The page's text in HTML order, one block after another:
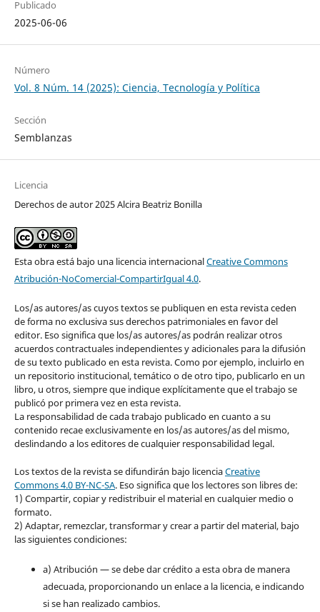
Publicado
2025-06-06
Número
Vol. 8 Núm. 14 (2025): Ciencia, Tecnología y Política
Sección
Semblanzas
Licencia
Derechos de autor 2025 Alcira Beatriz Bonilla
Esta obra está bajo una licencia internacionalCreative Commons
Atribución-NoComercial-CompartirIgual 4.0.
Los/as autores/as cuyos textos se publiquen en esta revista ceden
de forma no exclusiva sus derechos patrimoniales en favor del
editor. Eso significa que los/as autores/as podrán realizar otros
acuerdos contractuales independientes y adicionales para la difusión
de su texto publicado en esta revista. Como por ejemplo, incluirlo en
un repositorio institucional, temático o de otro tipo, publicarlo en un
libro, u otros, siempre que indique explícitamente que el trabajo se
publicó por primera vez en esta revista.
La responsabilidad de cada trabajo publicado en cuanto a su
contenido recae exclusivamente en los/as autores/as del mismo,
deslindando a los editores de cualquier responsabilidad legal.
Los textos de la revista se difundirán bajo licenciaCreative
Commons 4.0 BY-NC-SA. Eso significa que los lectores son libres de:
1) Compartir, copiar y redistribuir el material en cualquier medio o
formato.
2) Adaptar, remezclar, transformar y crear a partir del material, bajo
las siguientes condiciones:
a) Atribución — se debe dar crédito a esta obra de manera
adecuada, proporcionando un enlace a la licencia, e indicando
si se han realizado cambios.